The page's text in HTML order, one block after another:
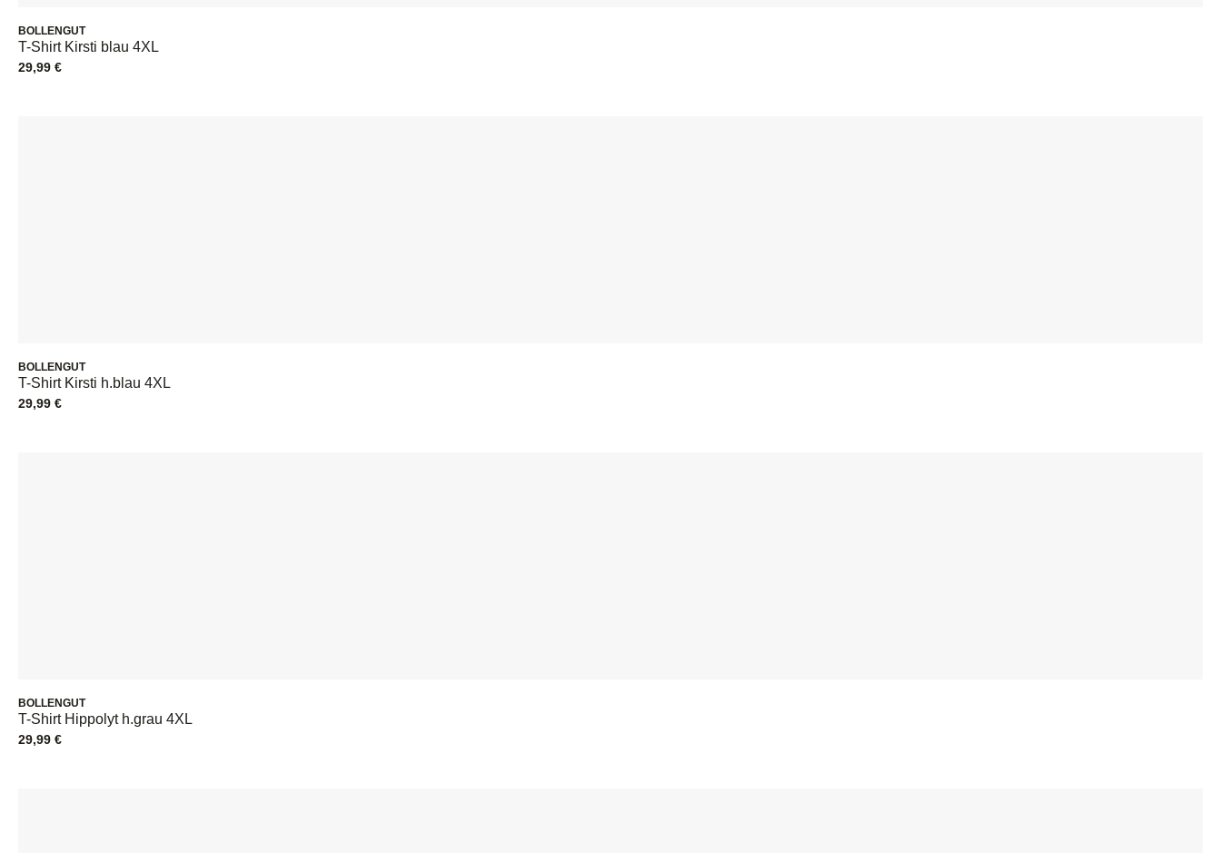
BOLLENGUT
T-Shirt Kirsti blau 4XL
29,99 €
BOLLENGUT
T-Shirt Kirsti h.blau 4XL
29,99 €
BOLLENGUT
T-Shirt Hippolyt h.grau 4XL
29,99 €